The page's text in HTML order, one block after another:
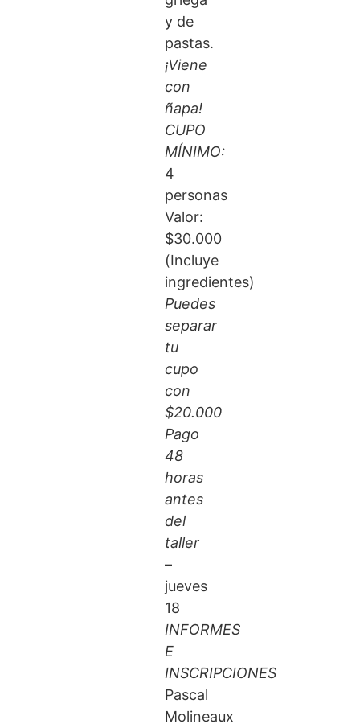
y de
pastas.
¡Viene
con
ñapa!
CUPO
MÍNIMO:
4
personas
Valor:
$30.000
(Incluye
ingredientes)
Puedes
separar
tu
cupo
con
$20.000
Pago
48
horas
antes
del
taller
–
jueves
18
INFORMES
E
INSCRIPCIONES
Pascal
Molineaux